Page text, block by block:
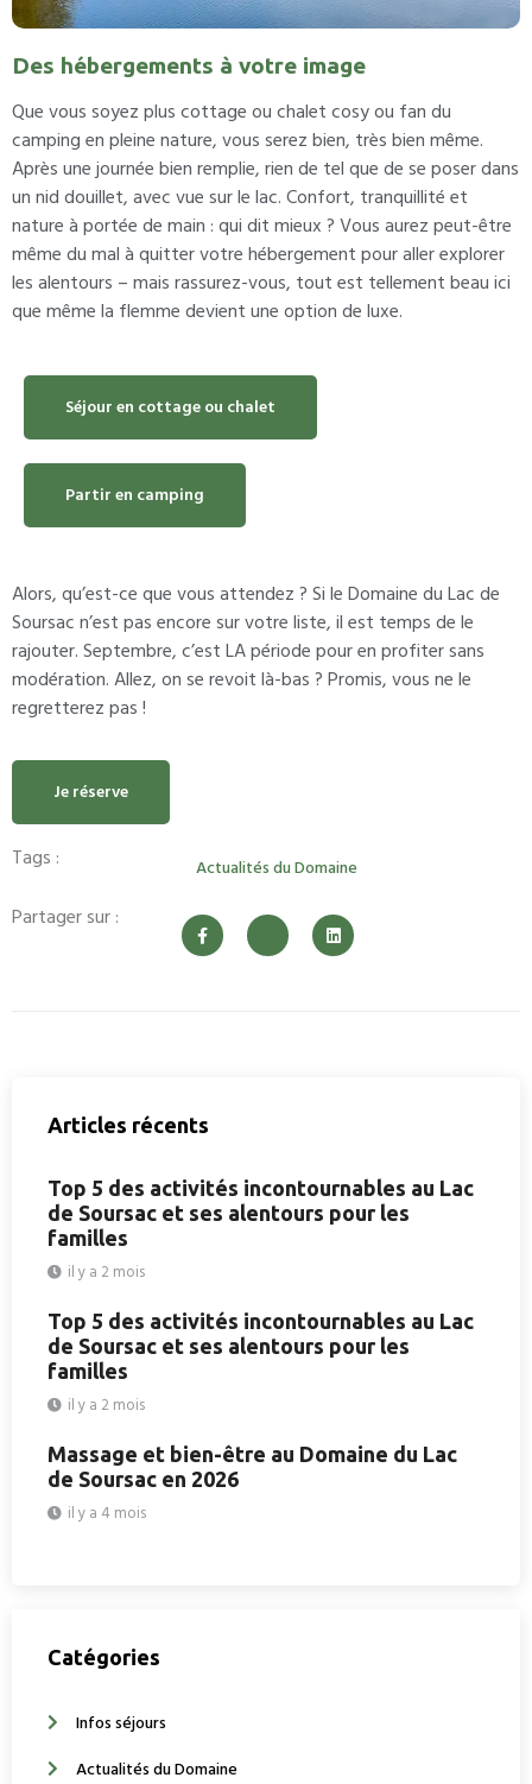
Des hébergements à votre image
Que vous soyez plus cottage ou chalet cosy ou fan du
camping en pleine nature, vous serez bien, très bien même.
Après une journée bien remplie, rien de tel que de se poser dans
un nid douillet, avec vue sur le lac. Confort, tranquillité et
nature à portée de main : qui dit mieux ? Vous aurez peut-être
même du mal à quitter votre hébergement pour aller explorer
les alentours – mais rassurez-vous, tout est tellement beau ici
que même la flemme devient une option de luxe.
Séjour en cottage ou chalet
Partir en camping
Alors, qu’est-ce que vous attendez ? Si le Domaine du Lac de
Soursac n’est pas encore sur votre liste, il est temps de le
rajouter. Septembre, c’est LA période pour en profiter sans
modération. Allez, on se revoit là-bas ? Promis, vous ne le
regretterez pas !
Je réserve
Tags : Actualités du Domaine
Partager sur :
Articles récents
Top 5 des activités incontournables au Lac
de Soursac et ses alentours pour les
familles
il y a 2 mois
Top 5 des activités incontournables au Lac
de Soursac et ses alentours pour les
familles
il y a 2 mois
Massage et bien-être au Domaine du Lac
de Soursac en 2026
il y a 4 mois
Catégories
Infos séjours
Actualités du Domaine